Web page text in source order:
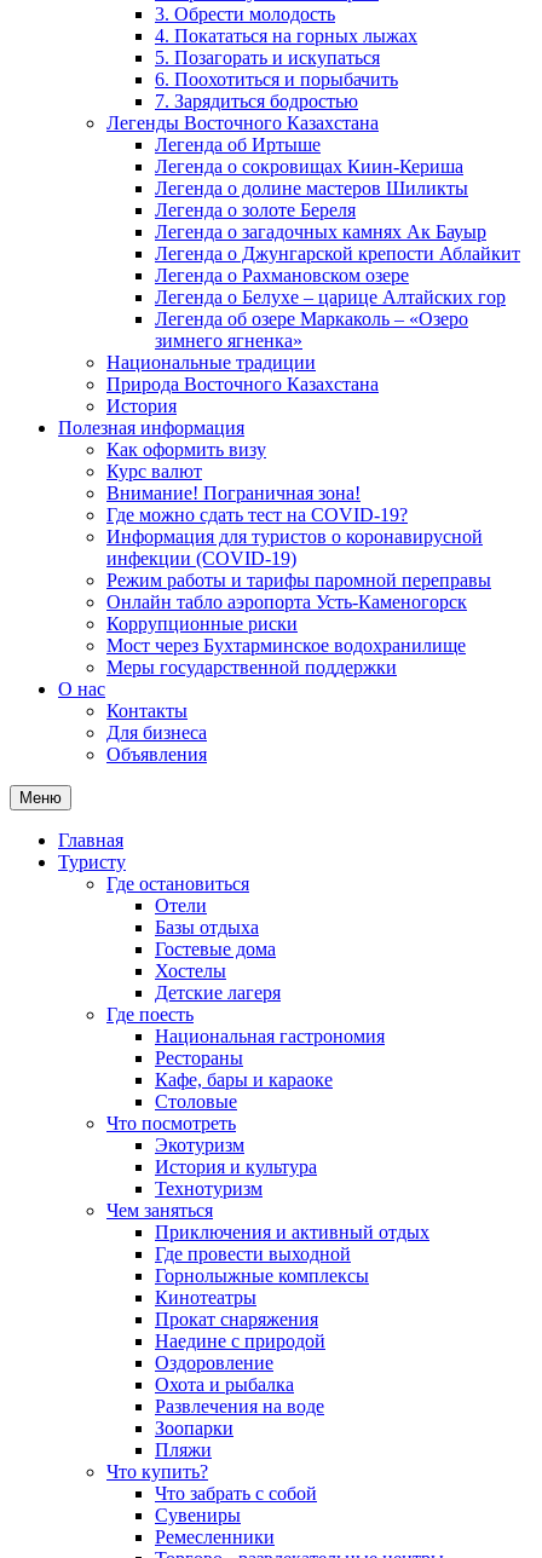
3. Обрести молодость
4. Покататься на горных лыжах
5. Позагорать и искупаться
6. Поохотиться и порыбачить
7. Зарядиться бодростью
Легенды Восточного Казахстана
Легенда об Иртыше
Легенда о сокровищах Киин-Кериша
Легенда о долине мастеров Шиликты
Легенда о золоте Береля
Легенда о загадочных камнях Ак Бауыр
Легенда о Джунгарской крепости Аблайкит
Легенда о Рахмановском озере
Легенда о Белухе – царице Алтайских гор
Легенда об озере Маркаколь – «Озеро
зимнего ягненка»
Национальные традиции
Природа Восточного Казахстана
История
Полезная информация
Как оформить визу
Курс валют
Внимание! Пограничная зона!
Где можно сдать тест на COVID-19?
Информация для туристов о коронавирусной
инфекции (COVID-19)
Режим работы и тарифы паромной переправы
Онлайн табло аэропорта Усть-Каменогорск
Коррупционные риски
Мост через Бухтарминское водохранилище
Меры государственной поддержки
О нас
Контакты
Для бизнеса
Объявления
Меню
Главная
Туристу
Где остановиться
Отели
Базы отдыха
Гостевые дома
Хостелы
Детские лагеря
Где поесть
Национальная гастрономия
Рестораны
Кафе, бары и караоке
Столовые
Что посмотреть
Экотуризм
История и культура
Технотуризм
Чем заняться
Приключения и активный отдых
Где провести выходной
Горнолыжные комплексы
Кинотеатры
Прокат снаряжения
Наедине с природой
Оздоровление
Охота и рыбалка
Развлечения на воде
Зоопарки
Пляжи
Что купить?
Что забрать с собой
Сувениры
Ремесленники